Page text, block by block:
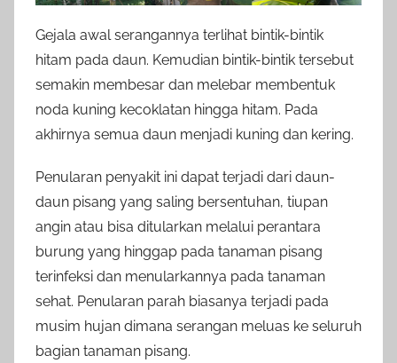
Gejala awal serangannya terlihat bintik-bintik
hitam pada daun. Kemudian bintik-bintik tersebut
semakin membesar dan melebar membentuk
noda kuning kecoklatan hingga hitam. Pada
akhirnya semua daun menjadi kuning dan kering.
Penularan penyakit ini dapat terjadi dari daun-
daun pisang yang saling bersentuhan, tiupan
angin atau bisa ditularkan melalui perantara
burung yang hinggap pada tanaman pisang
terinfeksi dan menularkannya pada tanaman
sehat. Penularan parah biasanya terjadi pada
musim hujan dimana serangan meluas ke seluruh
bagian tanaman pisang.